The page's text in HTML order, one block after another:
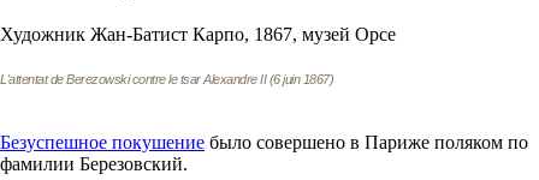
Художник Жан-Батист Карпо, 1867, музей Орсе
L'attentat de Berezowski contre le tsar Alexandre II (6 juin 1867)
Безуспешное покушение было совершено в Париже поляком по
фамилии Березовский.